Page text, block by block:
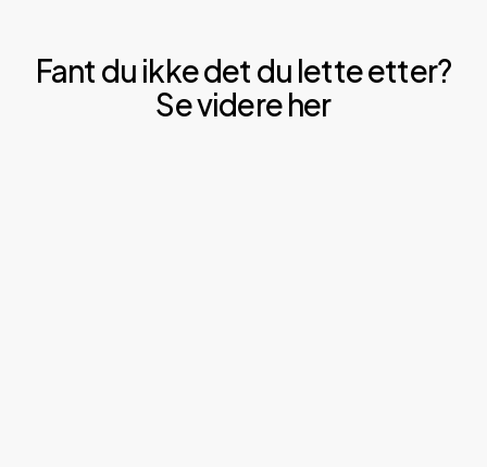
Fant du ikke det du lette etter?
Se videre her